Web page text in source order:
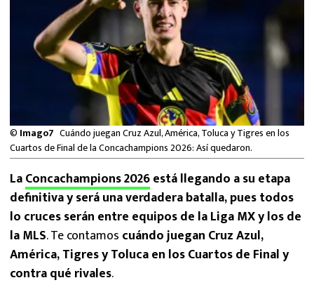
BOXEO
LIGA MX
© Imago7 Cuándo juegan Cruz Azul, América, Toluca y Tigres en los
Cuartos de Final de la Concachampions 2026: Así quedaron.
LaConcachampions 2026está llegando a su etapa
definitiva y será una verdadera batalla, pues todos
lo cruces serán entre equipos de la Liga MX y los de
la MLS. Te contamos cuándo juegan Cruz Azul,
América, Tigres y Toluca en los Cuartos de Final y
contra qué rivales.